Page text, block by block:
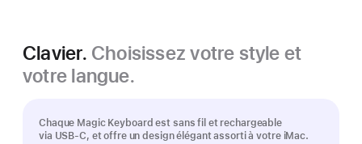
Clavier. Choisissez votre style et
votre langue.
Chaque Magic Keyboard est sans fil et rechargeable
via USB-C, et offre un design élégant assorti à votre iMac.